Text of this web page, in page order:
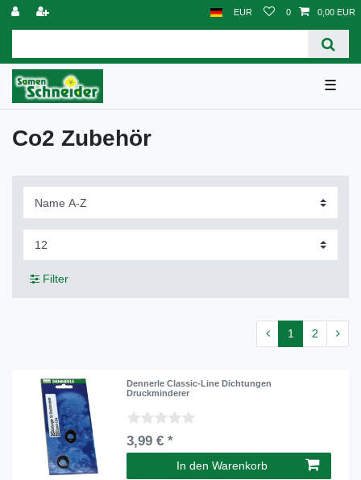
EUR 0 0,00 EUR
☰
Co2 Zubehör
Filter
1 2
Dennerle Classic-Line Dichtungen
Druckminderer
3,99 € *
In den Warenkorb